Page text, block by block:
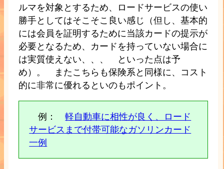
ルマを対象とするため、ロードサービスの使い
勝手としてはそこそこ良い感じ（但し、基本的
には会員を証明するために当該カードの提示が
必要となるため、カードを持っていない場合に
は実質使えない、、、 といった点は予
め）。 またこちらも保険系と同様に、コスト
的に非常に優れるといのもポイント。
例：軽自動車に相性が良く、ロード
サービスまで付帯可能なガソリンカード
一例